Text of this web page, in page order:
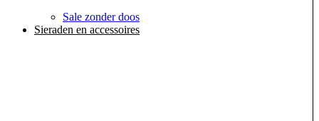
Sale zonder doos
Sieraden en accessoires